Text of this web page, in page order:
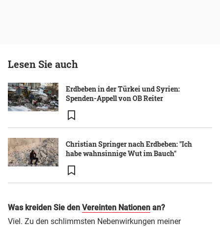
Lesen Sie auch
Erdbeben in der Türkei und Syrien:
Spenden-Appell von OB Reiter
Christian Springer nach Erdbeben: "Ich
habe wahnsinnige Wut im Bauch"
Was kreiden Sie den Vereinten Nationen an?
Viel. Zu den schlimmsten Nebenwirkungen meiner